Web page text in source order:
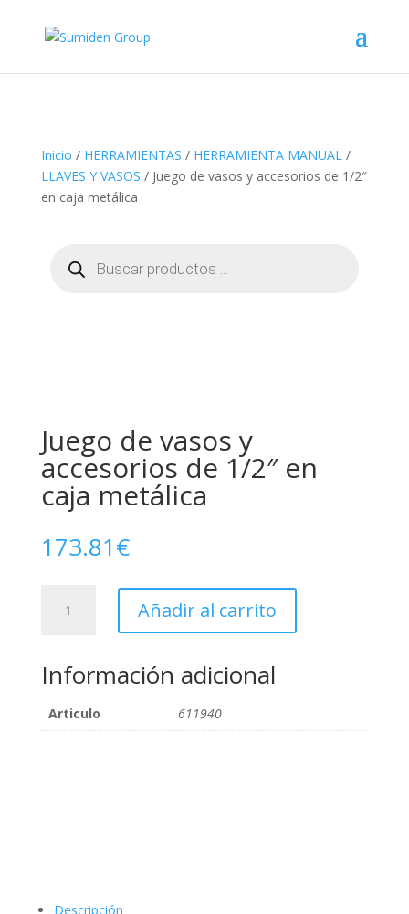
Inicio / HERRAMIENTAS / HERRAMIENTA MANUAL/
LLAVES Y VASOS / Juego de vasos y accesorios de 1/2″
en caja metálica
productos
Juego de vasos y
accesorios de 1/2″ en
caja metálica
173.81€
accesorios
de
1/2"
Añadir al carrito
Información adicional
Articulo 611940
Descripción